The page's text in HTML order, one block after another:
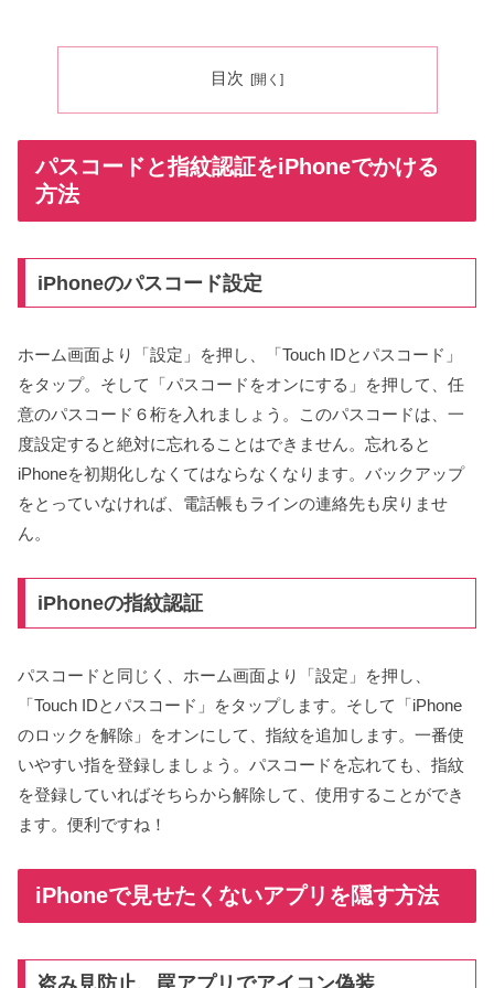
目次
パスコードと指紋認証をiPhoneでかける
方法
iPhoneのパスコード設定
ホーム画面より「設定」を押し、「Touch IDとパスコード」
をタップ。そして「パスコードをオンにする」を押して、任
意のパスコード６桁を入れましょう。このパスコードは、一
度設定すると絶対に忘れることはできません。忘れると
iPhoneを初期化しなくてはならなくなります。バックアップ
をとっていなければ、電話帳もラインの連絡先も戻りませ
ん。
iPhoneの指紋認証
パスコードと同じく、ホーム画面より「設定」を押し、
「Touch IDとパスコード」をタップします。そして「iPhone
のロックを解除」をオンにして、指紋を追加します。一番使
いやすい指を登録しましょう。パスコードを忘れても、指紋
を登録していればそちらから解除して、使用することができ
ます。便利ですね！
iPhoneで見せたくないアプリを隠す方法